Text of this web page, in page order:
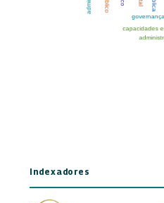
Indexadores